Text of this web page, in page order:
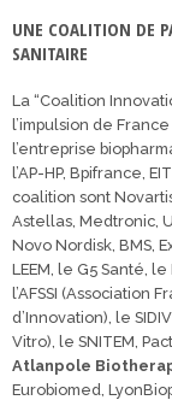
UNE COALITION DE
SANITAIRE
La “Coalition
l’impulsion de
l’entreprise
l’AP-HP, Bpifrance,
coalition sont
Astellas, Medtronic,
Novo Nordisk, BMS,
LEEM, le G5 Santé,
l’AFSSI (Association
d’Innovation), le
Vitro), le SNITEM,
Atlanpole
Eurobiomed,